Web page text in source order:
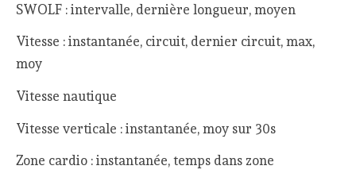
SWOLF : intervalle, dernière longueur, moyen
Vitesse : instantanée, circuit, dernier circuit, max,
moy
Vitesse nautique
Vitesse verticale : instantanée, moy sur 30s
Zone cardio : instantanée, temps dans zone